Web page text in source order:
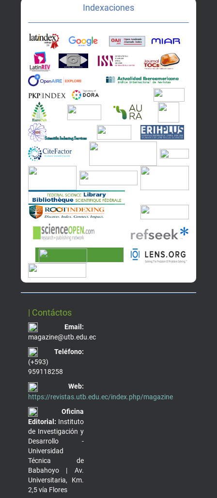
Indexaciones
| Contáctos
Email:
magazine@utb.edu.ec
Teléfono:
(+593)
959118258
Web:
https://revistas.utb.edu.ec/index.php/magazine
Oficina
Editorial: Instituto
de Investigación y
Desarrollo -
Universidad
Técnica de
Babahoyo | Av.
Universitaria, Km.
2,5 vía Flores